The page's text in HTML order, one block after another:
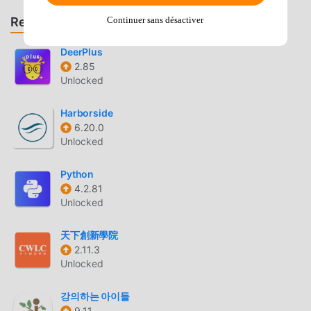
Film Theme Tunes, TV Theme Tunes, 60s, 70s, 80s, 90s,
Naughties, Modern, Alternative, Indie, Latin and more.
MelodiesSongs capture the main melody / chorus / intro /
verse and contain up to 500 notes.Chord LicksLearn to
play the best chord licks ever.
PIANO MELODY INTRODUCTION
Piano Melody En tant qu'application education très
d'utilisateurs qui aiment education partout dans le monde.
Si vous souhaitez télécharger cette application, moddroid
est votre meilleur choix. moddroid vous fournit non
seulement la dernière version de Piano Melody Dua Lipa
fix gratuitement, mais fournit également des mods Free
gratuitement pour vous aider à débloquer gratuitement
promet que tous les mods Piano Melody ne factureront
Recommander des jeux et des applications
DeerPlus
2.85
Unlocked
Harborside
6.20.0
Unlocked
Python
4.2.81
Unlocked
天下創新學院
2.11.3
Unlocked
강의하는 아이들
Continuer sans désactiver